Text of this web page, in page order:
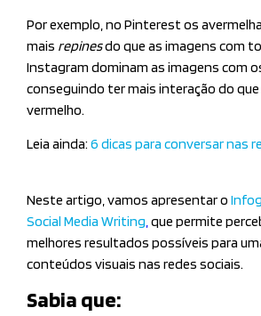
Por exemplo, no Pinterest os
mais repinesdo que as imagens com
Instagram dominam as imagens com
conseguindo ter mais interação do
vermelho.
Leia ainda: 6 dicas para conversar nas
Neste artigo, vamos apresentar o
Social Media Writing que permite
melhores resultados possíveis para
conteúdos visuais nas redes sociais.
Sabia que: